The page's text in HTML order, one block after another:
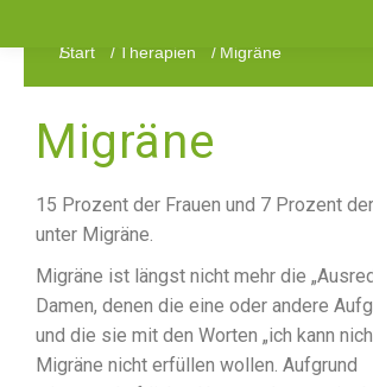
Sie befinden sich hier:
Start Therapien Migräne
Migräne
15 Prozent der Frauen und 7 Prozent
unter Migräne.
Migräne ist längst nicht mehr die
Damen, denen die eine oder andere
und die sie mit den Worten „ich kann
Migräne nicht erfüllen wollen. Aufgrund